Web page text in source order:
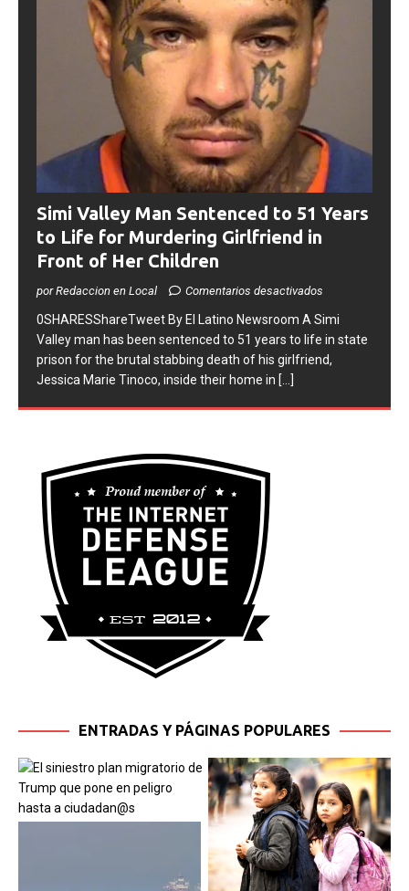
Simi Valley Man Sentenced to 51 Years
to Life for Murdering Girlfriend in
Front of Her Children
por Redaccion en Local
0SHARESShareTweet ​By El Latino Newsroom ​A Simi
Valley man has been sentenced to 51 years to life in state
prison for the brutal stabbing death of his girlfriend,
Jessica Marie Tinoco, inside their home in [...]